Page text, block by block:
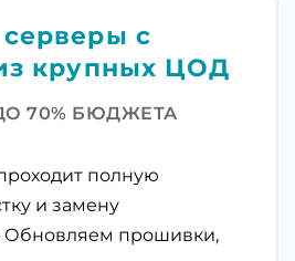
с
крупных ЦОД
70% БЮДЖЕТА
полную
и замену
Обновляем прошивки,